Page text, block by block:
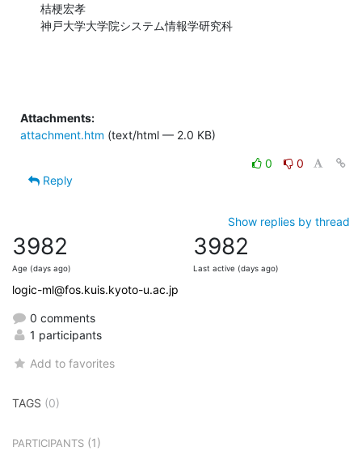
桔梗宏孝
神戸大学大学院システム情報学研究科
Attachments:
attachment.htm (text/html — 2.0 KB)
0
0
Reply
Show replies by thread
3982
Age (days ago)
3982
Last active (days ago)
logic-ml@fos.kuis.kyoto-u.ac.jp
0 comments
1 participants
Add to favorites
TAGS (0)
PARTICIPANTS (1)